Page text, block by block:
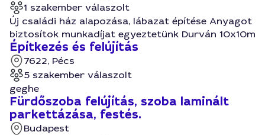
1 szakember válaszolt
Új családi ház alapozása, lábazat építése Anyagot
biztosítok munkadíjat egyeztetünk Durván 10x10m
Építkezés és felújítás
7622, Pécs
5 szakember válaszolt
geghe
Fürdőszoba felújítás, szoba laminált
parkettázása, festés.
Budapest